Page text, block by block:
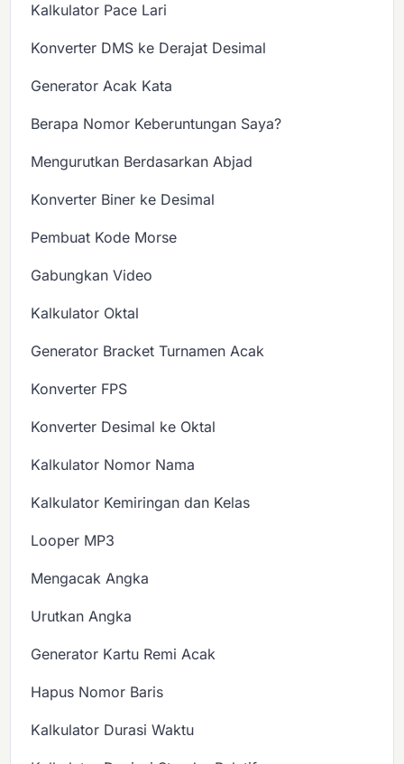
Kalkulator Pace Lari
Konverter DMS ke Derajat Desimal
Generator Acak Kata
Berapa Nomor Keberuntungan Saya?
Mengurutkan Berdasarkan Abjad
Konverter Biner ke Desimal
Pembuat Kode Morse
Gabungkan Video
Kalkulator Oktal
Generator Bracket Turnamen Acak
Konverter FPS
Konverter Desimal ke Oktal
Kalkulator Nomor Nama
Kalkulator Kemiringan dan Kelas
Looper MP3
Mengacak Angka
Urutkan Angka
Generator Kartu Remi Acak
Hapus Nomor Baris
Kalkulator Durasi Waktu